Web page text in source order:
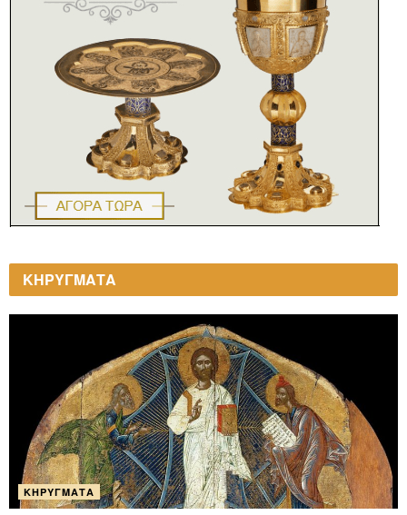
ΚΗΡΥΓΜΑΤΑ
ΚΗΡΎΓΜΑΤΑ